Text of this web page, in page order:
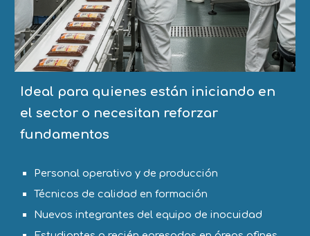
Ideal para quienes están iniciando en
el sector o necesitan reforzar
fundamentos
Personal operativo y de producción
Técnicos de calidad en formación
Nuevos integrantes del equipo de inocuidad